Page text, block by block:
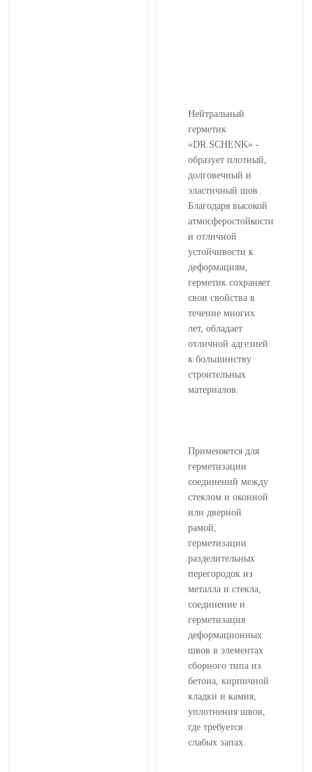
Нейтральный
герметик
«DR.SCHENK» -
образует плотный,
долговечный и
эластичный шов.
Благодаря высокой
атмосферостойкости
и отличной
устойчивости к
деформациям,
герметик сохраняет
свои свойства в
течение многих
лет, обладает
отличной адгезией
к большинству
строительных
материалов.
Применяется для
герметизации
соединений между
стеклом и оконной
или дверной
рамой,
герметизации
разделительных
перегородок из
металла и стекла,
соединение и
герметизация
деформационных
швов в элементах
сборного типа из
бетона, кирпичной
кладки и камня,
уплотнения швов,
где требуется
слабых запах.